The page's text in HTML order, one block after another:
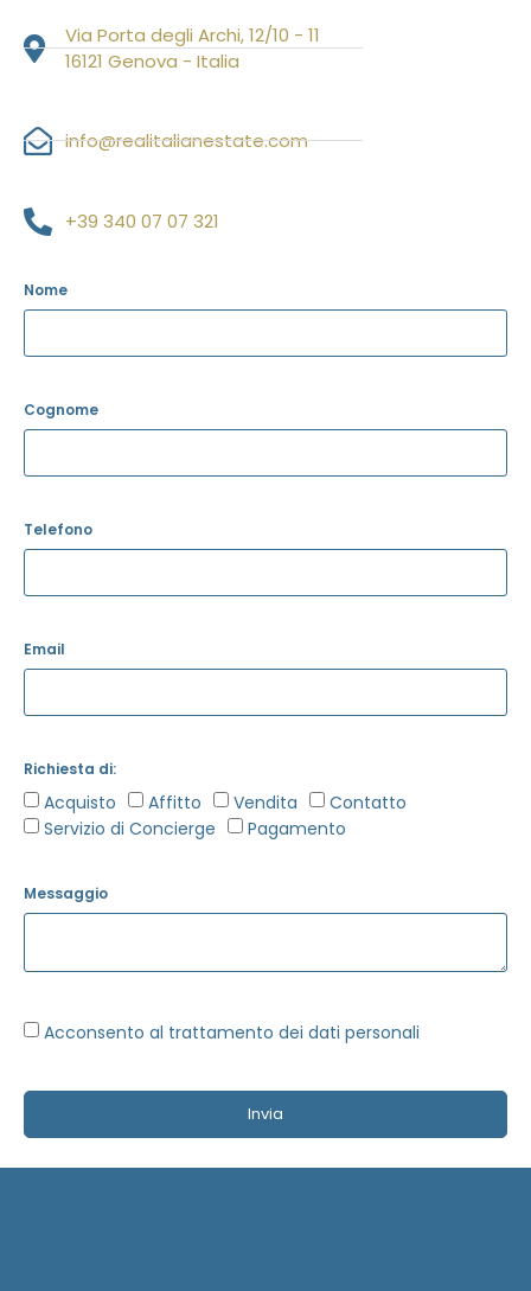
Via Porta degli Archi, 12/10 - 11
16121 Genova - Italia
info@realitalianestate.com
+39 340 07 07 321
Nome
Cognome
Telefono
Email
Richiesta di:
Acquisto Affitto Vendita
Contatto
Servizio di Concierge
Pagamento
Messaggio
Acconsento al trattamento dei dati personali
Invia